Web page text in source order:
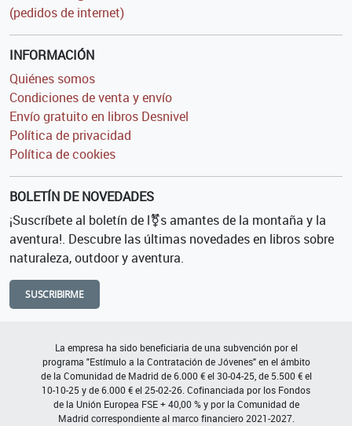
(pedidos de internet)
INFORMACIÓN
Quiénes somos
Condiciones de venta y envío
Envío gratuito en libros Desnivel
Política de privacidad
Política de cookies
BOLETÍN DE NOVEDADES
¡Suscríbete al boletín de l⚧s amantes de la montaña y la
aventura!. Descubre las últimas novedades en libros sobre
naturaleza, outdoor y aventura.
SUSCRIBIRME
La empresa ha sido beneficiaria de una subvención por el
programa "Estímulo a la Contratación de Jóvenes" en el ámbito
de la Comunidad de Madrid de 6.000 € el 30-04-25, de 5.500 € el
10-10-25 y de 6.000 € el 25-02-26. Cofinanciada por los Fondos
de la Unión Europea FSE + 40,00 % y por la Comunidad de
Madrid correspondiente al marco financiero 2021-2027.